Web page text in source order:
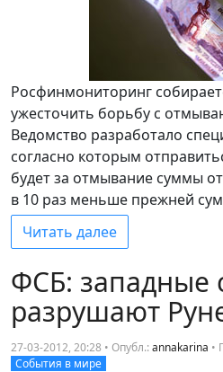
Росфинмониторинг
ужесточить борьбу с
Ведомство разработало
согласно которым
будет за отмывание суммы
в 10 раз меньше прежней
Читать далее
ФСБ: западные
разрушают
27-03-2012, 20:28 • Опубл.:annakarina •
События в мире